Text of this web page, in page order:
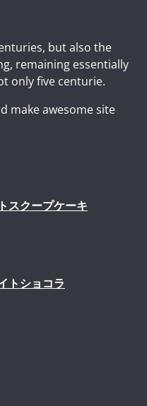
but also the
remaining essentially
only five centurie.
make awesome site
スクープケーキ
トショコラ